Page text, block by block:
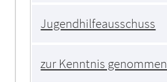
Jugendhilfeausschuss
zur Kenntnis genommen